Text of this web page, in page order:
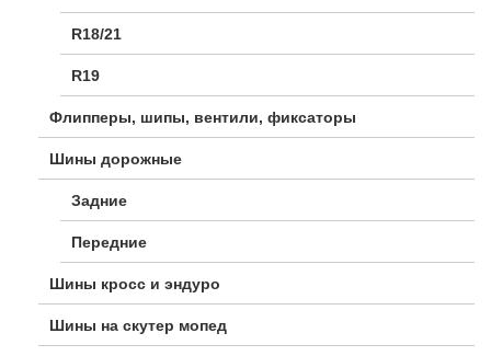
R18/21
R19
Флипперы, шипы, вентили, фиксаторы
Шины дорожные
Задние
Передние
Шины кросс и эндуро
Шины на скутер мопед